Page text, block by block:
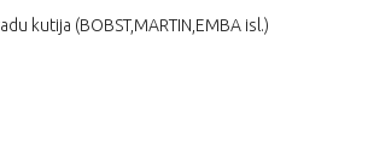
kutija (BOBST,MARTIN,EMBA isl.)